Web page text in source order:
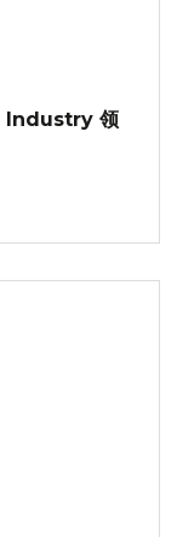
Industry 领